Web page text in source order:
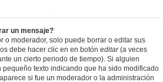
un mensaje?
o moderador, solo puede borrar o editar sus
debe hacer clic en en botón editar(a veces
un cierto periodo de tiempo). Si alguien
pequeño texto indicando que ha sido modificado
si fue un moderador o la administración